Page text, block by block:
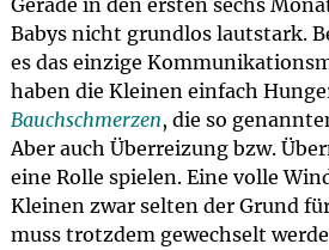
Gerade in den ersten sechs
Babys nicht grundlos lautstark.
es das einzige
haben die Kleinen einfach
Bauchschmerzen, die so
Aber auch Überreizung bzw.
eine Rolle spielen. Eine volle
Kleinen zwar selten der Grund
muss trotzdem gewechselt